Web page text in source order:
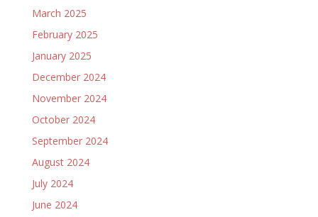
March 2025
February 2025
January 2025
December 2024
November 2024
October 2024
September 2024
August 2024
July 2024
June 2024